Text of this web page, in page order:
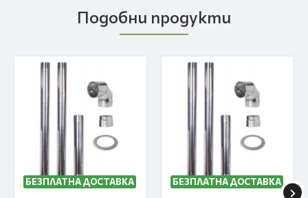
Подобни продукти
БЕЗПЛАТНА ДОСТАВКА БЕЗПЛАТНА ДОСТАВКА